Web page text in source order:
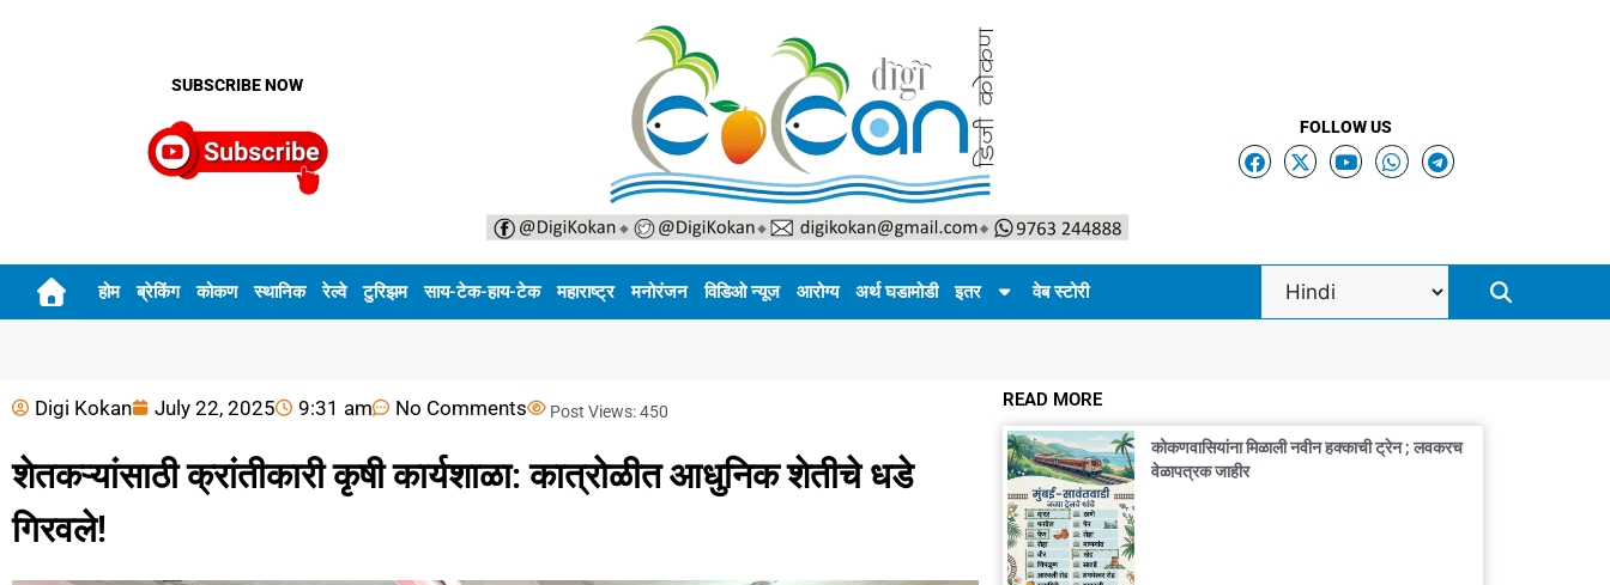
SUBSCRIBE NOW
FOLLOW US
होम ब्रेकिंग कोकण स्थानिक रेल्वे टुरिझम साय-टेक-हाय-टेक महाराष्ट्र मनोरंजन विडिओ न्यूज आरोग्य अर्थ घडामोडी इतर वेब स्टोरी
Digi Kokan July 22, 2025 9:31 am No Comments Post Views:450
शेतकऱ्यांसाठी क्रांतीकारी कृषी कार्यशाळा: कात्रोळीत आधुनिक शेतीचे धडे
गिरवले!
READ MORE
कोकणवासियांना मिळाली नवीन हक्काची ट्रेन ; लवकरच
वेळापत्रक जाहीर